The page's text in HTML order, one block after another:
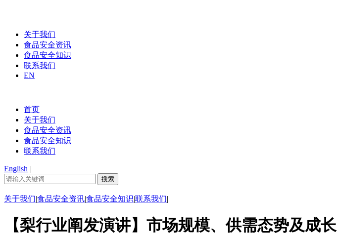
关于我们
食品安全资讯
食品安全知识
联系我们
EN
首页
关于我们
食品安全资讯
食品安全知识
联系我们
English |
关于我们|食品安全资讯|食品安全知识|联系我们|
【梨行业阐发演讲】市场规模、供需态势及成长